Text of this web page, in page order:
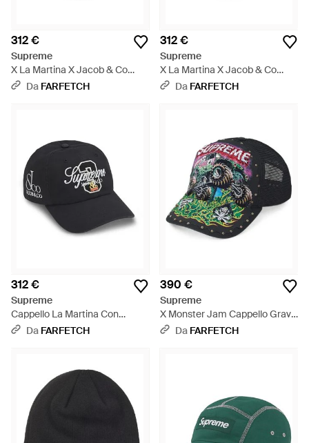
312 €
Supreme
X La Martina X Jacob & Co
Cappello Da Baseball - Blu
Da FARFETCH
312 €
Supreme
X La Martina X Jacob & Co
Cappello - Rosso
Da FARFETCH
312 €
Supreme
Cappello La Martina Con
Ricamo - Nero
Da FARFETCH
390 €
Supreme
X Monster Jam Cappello Grave
Digger - Verde
Da FARFETCH